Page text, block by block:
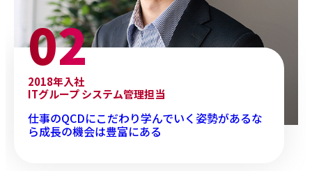
2018年入社
ITグループ システム管理担当
仕事のQCDにこだわり学んでいく姿勢があるな
ら成長の機会は豊富にある